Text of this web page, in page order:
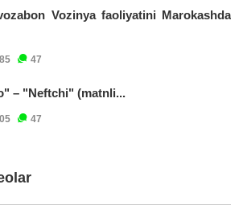
Vozinya faoliyatini Marokashda
47
– "Neftchi" (matnli...
47